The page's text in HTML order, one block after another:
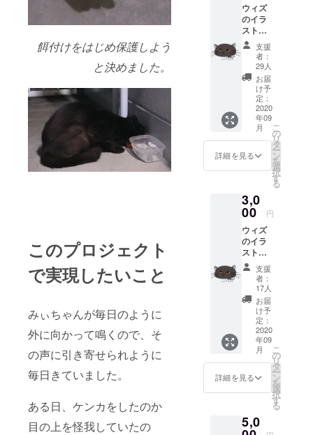
餌付けをはじめ保護しよう
と決めました。
このプロジェクト
で実現したいこと
みぃちゃんが毎日のように
外に向かって鳴くので、そ
の声に引き寄せられように
毎日きていました。
ある日、ケンカをしたのか
目の上を怪我していたの
ウィズ
のイラ
スト
データ
(3種) お
礼の
メール
と画像
１枚、
治療経
過の活
動報告
を送付
させて
いただ
きま
支援
者：
29人
お届
け予
定：
2020
年09
月
詳細を見る
こ
の
リ
タ
ー
ン
を
選
択
す
る
3,0
00 円
ウィズ
のイラ
ストポ
スト
カード
(3種)、
ウィズ
のブサ
カワ写
真(3種)
お礼の
メール
と画像
１枚、
治療経
過の活
を送付
させて
支援
者：
17人
お届
け予
定：
2020
年09
月
詳細を見る
こ
の
リ
タ
ー
ン
を
選
択
す
る
5,0